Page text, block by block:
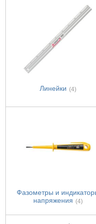
Линейки (4)
Фазометры и
напряжения (4)